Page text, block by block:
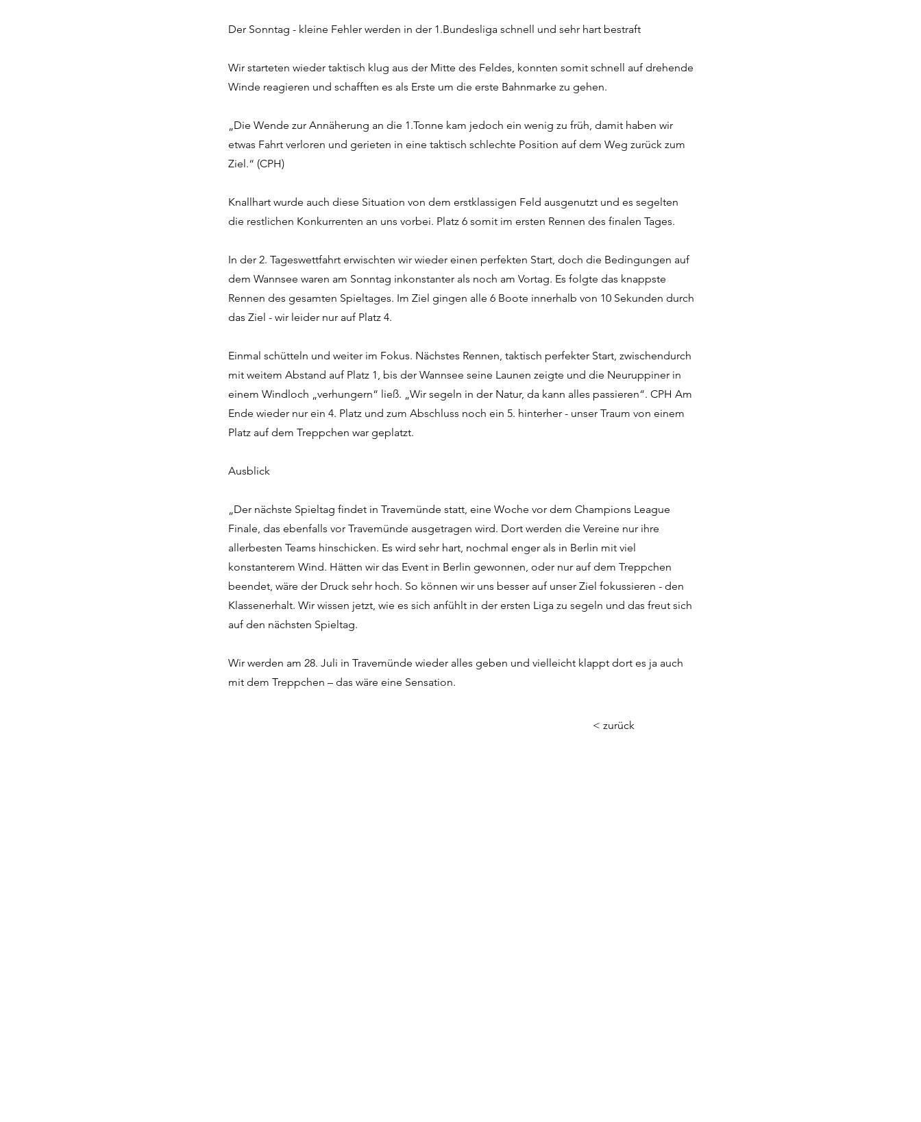
Der Sonntag - kleine Fehler werden in der 1.Bundesliga schnell und sehr hart bestraft
Wir starteten wieder taktisch klug aus der Mitte des Feldes, konnten somit schnell auf drehende
Winde reagieren und schafften es als Erste um die erste Bahnmarke zu gehen.
„Die Wende zur Annäherung an die 1.Tonne kam jedoch ein wenig zu früh, damit haben wir
etwas Fahrt verloren und gerieten in eine taktisch schlechte Position auf dem Weg zurück zum
Ziel.“ (CPH)
Knallhart wurde auch diese Situation von dem erstklassigen Feld ausgenutzt und es segelten
die restlichen Konkurrenten an uns vorbei. Platz 6 somit im ersten Rennen des finalen Tages.
In der 2. Tageswettfahrt erwischten wir wieder einen perfekten Start, doch die Bedingungen auf
dem Wannsee waren am Sonntag inkonstanter als noch am Vortag. Es folgte das knappste
Rennen des gesamten Spieltages. Im Ziel gingen alle 6 Boote innerhalb von 10 Sekunden durch
das Ziel - wir leider nur auf Platz 4.
Einmal schütteln und weiter im Fokus. Nächstes Rennen, taktisch perfekter Start, zwischendurch
mit weitem Abstand auf Platz 1, bis der Wannsee seine Launen zeigte und die Neuruppiner in
einem Windloch „verhungern“ ließ. „Wir segeln in der Natur, da kann alles passieren“. CPH Am
Ende wieder nur ein 4. Platz und zum Abschluss noch ein 5. hinterher - unser Traum von einem
Platz auf dem Treppchen war geplatzt.
Ausblick
„Der nächste Spieltag findet in Travemünde statt, eine Woche vor dem Champions League
Finale, das ebenfalls vor Travemünde ausgetragen wird. Dort werden die Vereine nur ihre
allerbesten Teams hinschicken. Es wird sehr hart, nochmal enger als in Berlin mit viel
konstanterem Wind. Hätten wir das Event in Berlin gewonnen, oder nur auf dem Treppchen
beendet, wäre der Druck sehr hoch. So können wir uns besser auf unser Ziel fokussieren - den
Klassenerhalt. Wir wissen jetzt, wie es sich anfühlt in der ersten Liga zu segeln und das freut sich
auf den nächsten Spieltag.
Wir werden am 28. Juli in Travemünde wieder alles geben und vielleicht klappt dort es ja auch
mit dem Treppchen – das wäre eine Sensation.
< zurück